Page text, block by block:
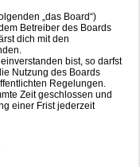
„das Board“)
Betreiber des Boards
dich mit den
bist, so darfst
Nutzung des Boards
Regelungen.
Zeit geschlossen und
einer Frist jederzeit